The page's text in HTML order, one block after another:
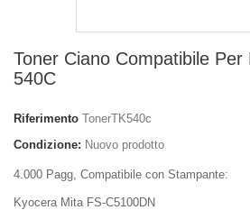
Toner Ciano Compatibile
540C
Riferimento TonerTK540c
Condizione: Nuovo prodotto
4.000 Pagg, Compatibile con Stampante:
Kyocera Mita FS-C5100DN